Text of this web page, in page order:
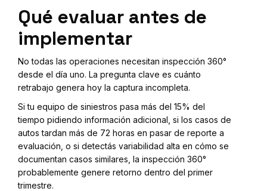
Qué evaluar antes de
implementar
No todas las operaciones necesitan inspección 360°
desde el día uno. La pregunta clave es cuánto
retrabajo genera hoy la captura incompleta.
Si tu equipo de siniestros pasa más del 15% del
tiempo pidiendo información adicional, si los casos de
autos tardan más de 72 horas en pasar de reporte a
evaluación, o si detectás variabilidad alta en cómo se
documentan casos similares, la inspección 360°
probablemente genere retorno dentro del primer
trimestre.